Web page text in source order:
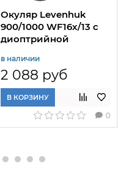
Окуляр Levenhuk
900/1000 WF16x/13 с
диоптрийной
в наличии
2 088 руб
В КОРЗИНУ
0